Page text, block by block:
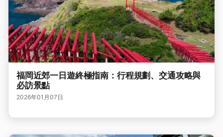
福岡近郊一日遊終極指南：行程規劃、交通攻略與
必訪景點
2026年01月07日